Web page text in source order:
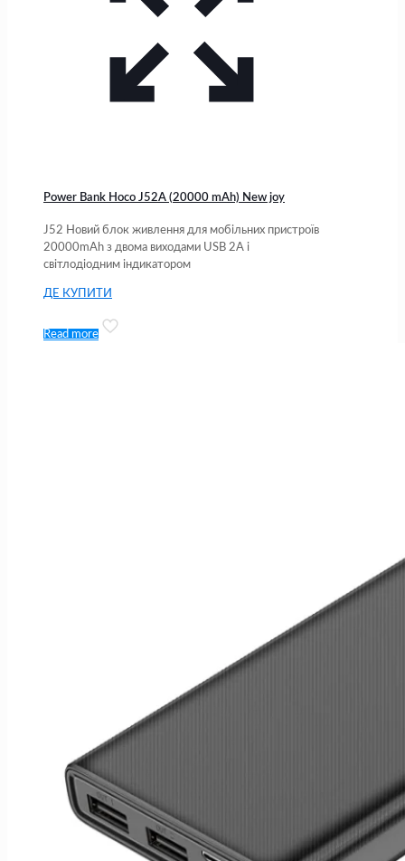
Power Bank Hoco J52A (20000 mAh) New joy
J52 Новий блок живлення для мобільних пристроїв
20000mAh з двома виходами USB 2A і
світлодіодним індикатором
ДЕ КУПИТИ
Read more